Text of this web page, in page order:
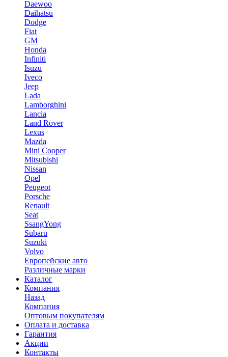
Daewoo
Daihatsu
Dodge
Fiat
GM
Honda
Infiniti
Isuzu
Iveco
Jeep
Lada
Lamborghini
Lancia
Land Rover
Lexus
Mazda
Mini Cooper
Mitsubishi
Nissan
Opel
Peugeot
Porsche
Renault
Seat
SsangYong
Subaru
Suzuki
Volvo
Европейские авто
Различные марки
Каталог
Компания
Назад
Компания
Оптовым покупателям
Оплата и доставка
Гарантия
Акции
Контакты